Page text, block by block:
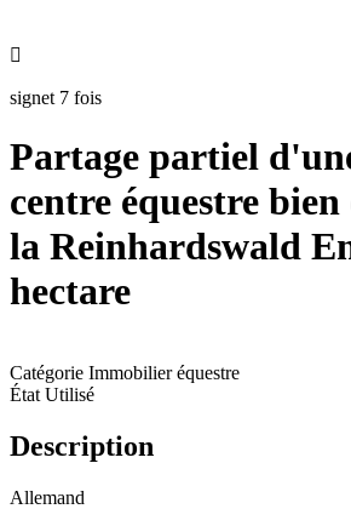

signet 7 fois
Partage partiel
centre équestre
la Reinhardswald
hectare
Catégorie Immobilier équestre
État Utilisé
Description
Allemand